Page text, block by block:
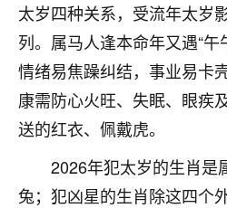
太岁四种关系，受流年太岁
列。属马人逢本命年又遇“午
情绪易焦躁纠结，事业易卡
康需防心火旺、失眠、眼疾
送的红衣、佩戴虎。
2026年犯太岁的生肖是
兔；犯凶星的生肖除这四个
付深
我是公司人事调整，有升
三个，找老师的时候是抱
着我晋升有望，我半信半
太岁还有一个发钱粮，本
后，我以为都没戏了，结
职第一个就是我，职务无
3000，非常开心，无论如